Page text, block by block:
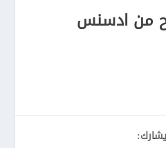
من ادسنس
يشارك: